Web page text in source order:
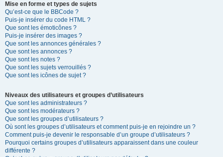
Mise en forme et types de sujets
Qu’est-ce que le BBCode ?
Puis-je insérer du code HTML ?
Que sont les émoticônes ?
Puis-je insérer des images ?
Que sont les annonces générales ?
Que sont les annonces ?
Que sont les notes ?
Que sont les sujets verrouillés ?
Que sont les icônes de sujet ?
Niveaux des utilisateurs et groupes d’utilisateurs
Que sont les administrateurs ?
Que sont les modérateurs ?
Que sont les groupes d’utilisateurs ?
Où sont les groupes d’utilisateurs et comment puis-je en rejoindre un ?
Comment puis-je devenir le responsable d’un groupe d’utilisateurs ?
Pourquoi certains groupes d’utilisateurs apparaissent dans une couleur
différente ?